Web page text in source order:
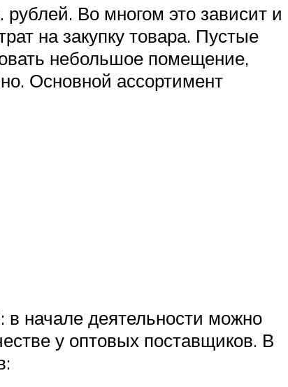
Во многом это зависит и
на закупку товара. Пустые
небольшое помещение,
Основной ассортимент
начале деятельности можно
у оптовых поставщиков. В